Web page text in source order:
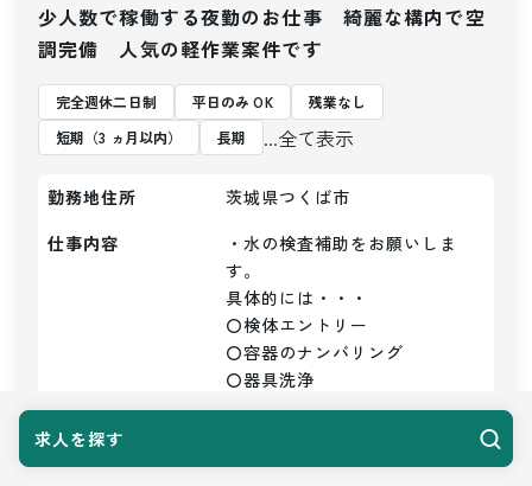
求人を探す
少人数で稼働する夜勤のお仕事 綺麗な構内で空
調完備 人気の軽作業案件です
完全週休二日制 平日のみ OK
残業なし
短期（3 ヵ月以内）
長期 ...全て表示
勤務地住所
茨城県つくば市
仕事内容
・水の検査補助をお願いしま
す。
具体的には・・・
〇検体エントリー
〇容器のナンバリング
〇器具洗浄
〇かたずけ